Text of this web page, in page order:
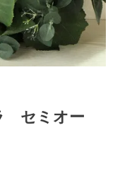
セミオー